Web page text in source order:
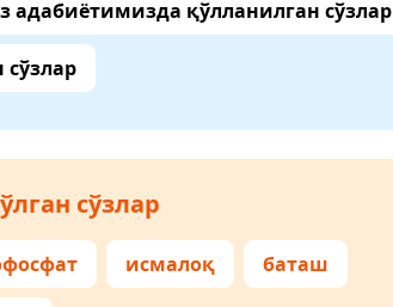
адабиётимизда қўлланилган сўзлар
сўзлар
исмалоқ баташ